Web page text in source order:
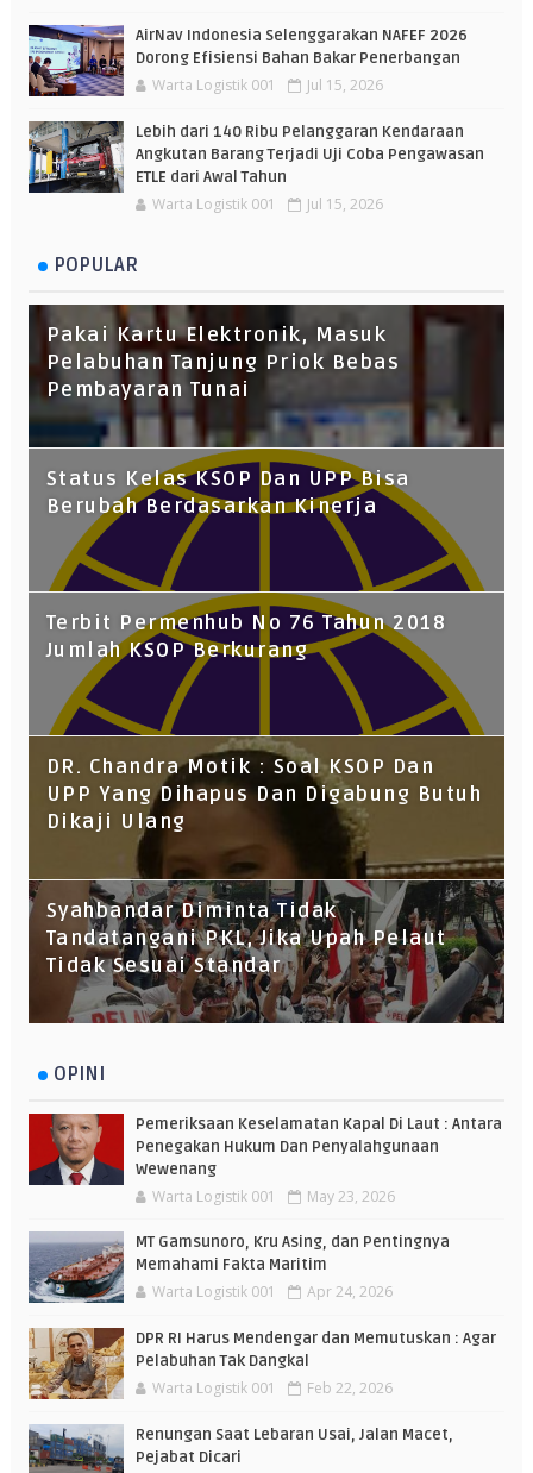
AirNav Indonesia Selenggarakan NAFEF 2026
Dorong Efisiensi Bahan Bakar Penerbangan
Warta Logistik 001 Jul 15, 2026
Lebih dari 140 Ribu Pelanggaran Kendaraan
Angkutan Barang Terjadi Uji Coba Pengawasan
ETLE dari Awal Tahun
Warta Logistik 001 Jul 15, 2026
POPULAR
Pakai Kartu Elektronik, Masuk
Pelabuhan Tanjung Priok Bebas
Pembayaran Tunai
Status Kelas KSOP Dan UPP Bisa
Berubah Berdasarkan Kinerja
Terbit Permenhub No 76 Tahun 2018
Jumlah KSOP Berkurang
DR. Chandra Motik : Soal KSOP Dan
UPP Yang Dihapus Dan Digabung Butuh
Dikaji Ulang
Syahbandar Diminta Tidak
Tandatangani PKL, Jika Upah Pelaut
Tidak Sesuai Standar
OPINI
Pemeriksaan Keselamatan Kapal Di Laut : Antara
Penegakan Hukum Dan Penyalahgunaan
Wewenang
Warta Logistik 001 May 23, 2026
MT Gamsunoro, Kru Asing, dan Pentingnya
Memahami Fakta Maritim
Warta Logistik 001 Apr 24, 2026
DPR RI Harus Mendengar dan Memutuskan : Agar
Pelabuhan Tak Dangkal
Warta Logistik 001 Feb 22, 2026
Renungan Saat Lebaran Usai, Jalan Macet,
Pejabat Dicari